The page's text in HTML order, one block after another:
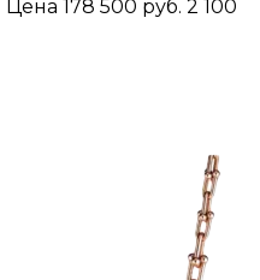
Цена 178 500 руб. 2 100